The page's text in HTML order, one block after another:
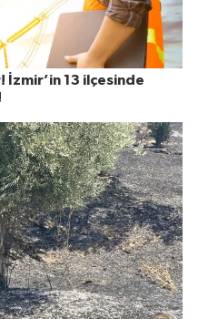
13 ilçesinde